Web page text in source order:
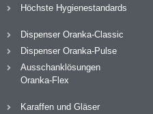
Höchste Hygienestandards
Dispenser Oranka-Classic
Dispenser Oranka-Pulse
Ausschanklösungen
Oranka-Flex
Karaffen und Gläser